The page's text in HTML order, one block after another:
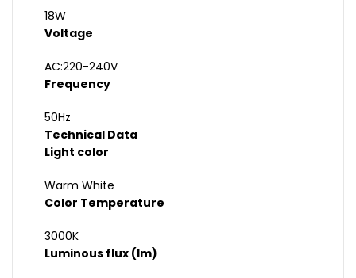
18W
Voltage
AC:220-240V
Frequency
50Hz
Technical Data
Light color
Warm White
Color Temperature
3000K
Luminous flux (lm)